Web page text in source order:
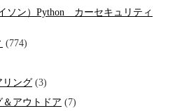
ソン）Python カーセキュリティ
(774)
リング (3)
アウトドア (7)